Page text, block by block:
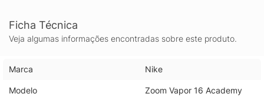
Ficha Técnica
Veja algumas informações encontradas sobre este produto.
Marca Nike
Modelo Zoom Vapor 16 Academy